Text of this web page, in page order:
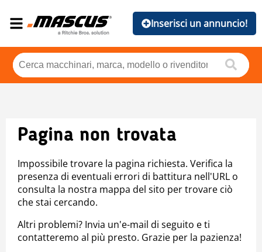
Inserisci un annuncio!
Pagina non trovata
Impossibile trovare la pagina richiesta. Verifica la
presenza di eventuali errori di battitura nell'URL o
consulta la nostra mappa del sito per trovare ciò
che stai cercando.
Altri problemi? Invia un'e-mail di seguito e ti
contatteremo al più presto. Grazie per la pazienza!